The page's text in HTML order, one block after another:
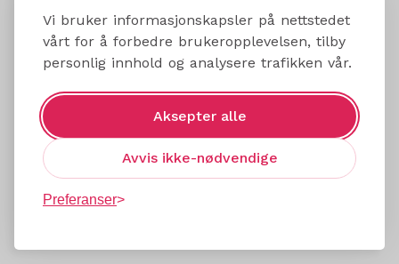
Vi bruker informasjonskapsler på nettstedet
vårt for å forbedre brukeropplevelsen, tilby
personlig innhold og analysere trafikken vår.
Aksepter alle
Avvis ikke-nødvendige
Preferanser